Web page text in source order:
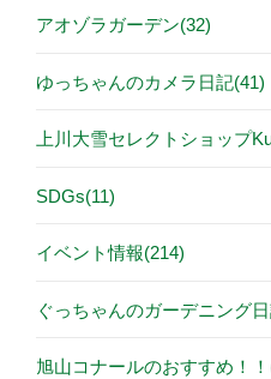
アオゾラガーデン(32)
ゆっちゃんのカメラ日記(41)
上川大雪セレクトショップ
SDGs(11)
イベント情報(214)
ぐっちゃんのガーデニング
旭山コナールのおすすめ！